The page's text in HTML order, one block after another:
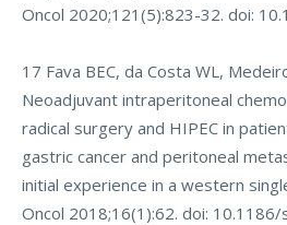
Oncol 2020;121(5):823-32. doi:
17 Fava BEC, da Costa WL,
Neoadjuvant intraperitoneal
radical surgery and HIPEC in
gastric cancer and peritoneal
initial experience in a western
Oncol 2018;16(1):62. doi: